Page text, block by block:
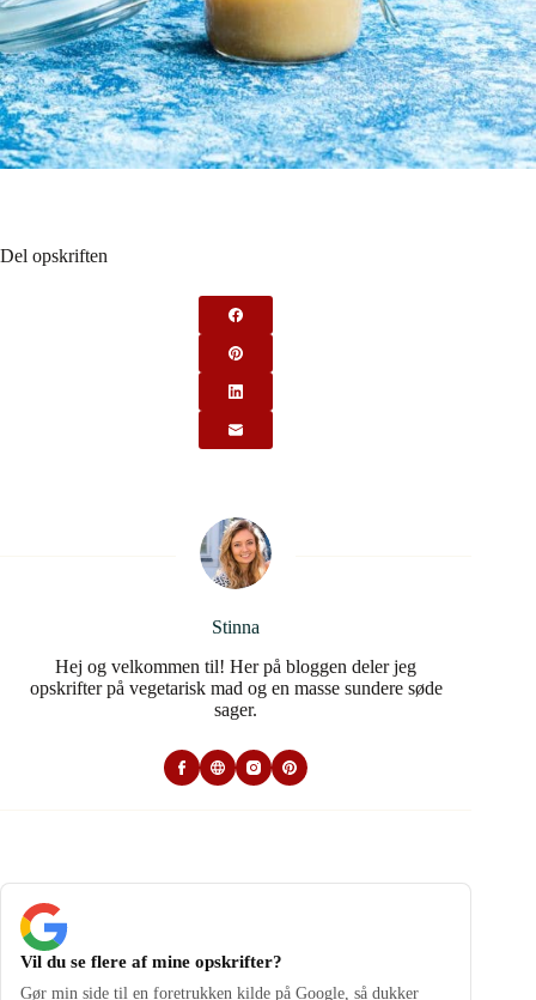
Del opskriften
Stinna
Hej og velkommen til! Her på bloggen deler jeg
opskrifter på vegetarisk mad og en masse sundere søde
sager.
Vil du se flere af mine opskrifter?
Gør min side til en foretrukken kilde på Google, så dukker